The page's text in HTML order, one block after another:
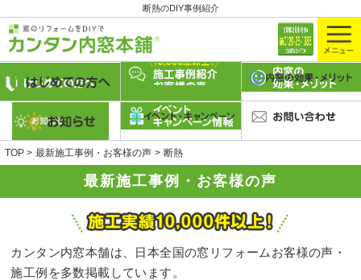
断熱のDIY事例紹介
最新施工事例・お客様の声
TOP 最新施工事例・お客様の声 断熱
カンタン内窓本舗は、日本全国の窓リフォームお客様の声・
施工例を多数掲載しています。